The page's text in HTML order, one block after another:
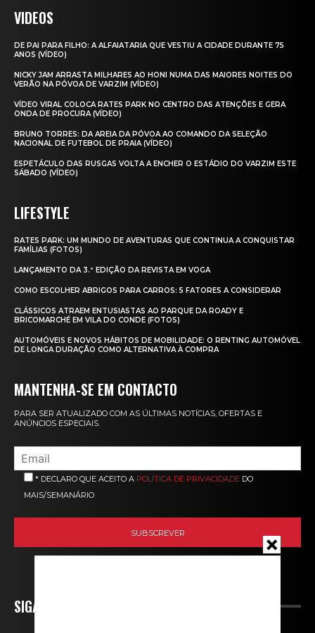
VIDEOS
DE PAI PARA FILHO: A ALFAIATARIA QUE VESTIU A CIDADE DURANTE 75
ANOS (VÍDEO)
NICKY JAM ARRASTA MILHARES AO HONI NUMA DAS MAIORES NOITES DO
VERÃO NA PÓVOA DE VARZIM (VÍDEO)
VÍDEO VIRAL COLOCA RATES PARK NO CENTRO DAS ATENÇÕES E GERA
ONDA DE PROCURA (VÍDEO)
BRUNO TORRES: DA AREIA DA PÓVOA AO COMANDO DA SELEÇÃO
NACIONAL DE FUTEBOL DE PRAIA (VÍDEO)
ESPETÁCULO DAS RUSGAS VOLTA A ENCHER O ESTÁDIO DO VARZIM ESTE
SÁBADO (VÍDEO)
LIFESTYLE
RATES PARK: UM MUNDO DE AVENTURAS QUE CONTINUA A CONQUISTAR
FAMÍLIAS (FOTOS)
LANÇAMENTO DA 3.ª EDIÇÃO DA REVISTA EM VOGA
COMO ESCOLHER ABRIGOS PARA CARROS: 5 FATORES A CONSIDERAR
CLÁSSICOS ATRAEM ENTUSIASTAS AO PARQUE DA ROADY E
BRICOMARCHÉ EM VILA DO CONDE (FOTOS)
AUTOMÓVEIS E NOVOS HÁBITOS DE MOBILIDADE: O RENTING AUTOMÓVEL
DE LONGA DURAÇÃO COMO ALTERNATIVA À COMPRA
MANTENHA-SE EM CONTACTO
PARA SER ATUALIZADO COM AS ÚLTIMAS NOTÍCIAS, OFERTAS E
ANÚNCIOS ESPECIAIS.
* DECLARO QUE ACEITO A POLÍTICA DE PRIVACIDADE DO
MAIS/SEMANÁRIO
SIGA-NOS